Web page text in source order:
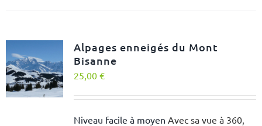
Alpages enneigés du Mont
Bisanne
25,00 €
Niveau facile à moyen Avec sa vue à 360,